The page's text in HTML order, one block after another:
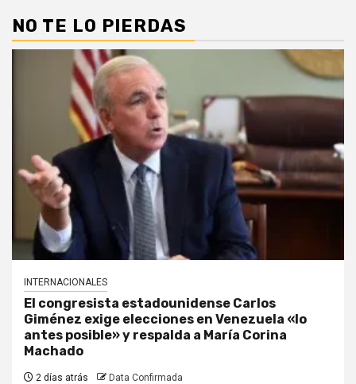
NO TE LO PIERDAS
INTERNACIONALES
El congresista estadounidense Carlos
Giménez exige elecciones en Venezuela «lo
antes posible» y respalda a María Corina
Machado
2 días atrás Data Confirmada